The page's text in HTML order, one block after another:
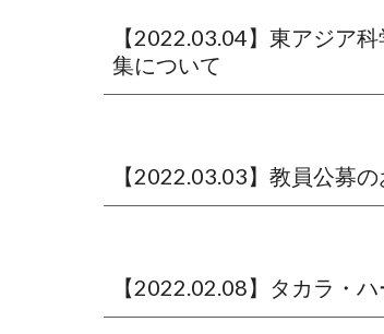
【2022.03.04】東アジア
集について
【2022.03.03】教員公募
【2022.02.08】タカラ・